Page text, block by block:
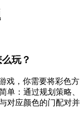
玩？
戏，你需要将彩色方
单：通过规划策略、
对应颜色的门配对并